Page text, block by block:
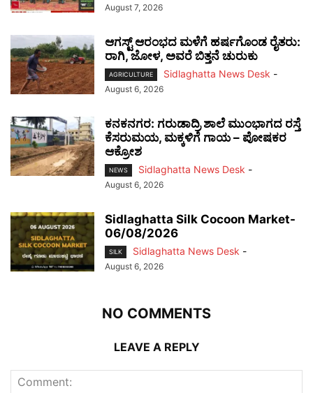
August 7, 2026
ಆಗಸ್ಟ್ ಆರಂಭದ ಮಳೆಗೆ ಹರ್ಷಗೊಂಡ ರೈತರು:
ರಾಗಿ, ಜೋಳ, ಅವರೆ ಬಿತ್ತನೆ ಚುರುಕು
AGRICULTURE Sidlaghatta News Desk -
August 6, 2026
ಕನಕನಗರ: ಗರುಡಾದ್ರಿ ಶಾಲೆ ಮುಂಭಾಗದ ರಸ್ತೆ
ಕೆಸರುಮಯ, ಮಕ್ಕಳಿಗೆ ಗಾಯ – ಪೋಷಕರ
ಆಕ್ರೋಶ
NEWS Sidlaghatta News Desk -
August 6, 2026
Sidlaghatta Silk Cocoon Market-
06/08/2026
SILK Sidlaghatta News Desk -
August 6, 2026
NO COMMENTS
LEAVE A REPLY